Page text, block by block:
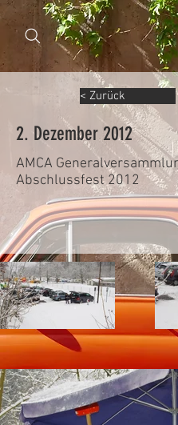
< Zurück
2. Dezember 2012
AMCA
Abschlussfest 2012